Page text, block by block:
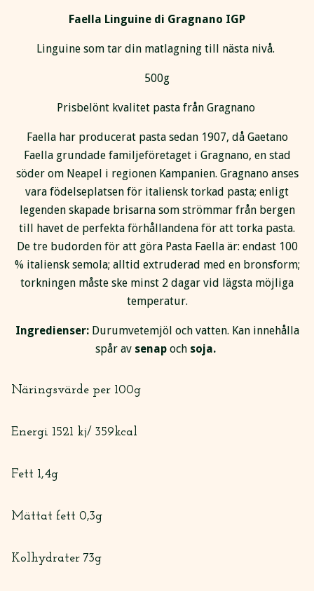
Faella Linguine di Gragnano IGP
Linguine som tar din matlagning till nästa nivå.
500g
Prisbelönt kvalitet pasta från Gragnano
Faella har producerat pasta sedan 1907, då Gaetano
Faella grundade familjeföretaget i Gragnano, en stad
söder om Neapel i regionen Kampanien. Gragnano anses
vara födelseplatsen för italiensk torkad pasta; enligt
legenden skapade brisarna som strömmar från bergen
till havet de perfekta förhållandena för att torka pasta.
De tre budorden för att göra Pasta Faella är: endast 100
% italiensk semola; alltid extruderad med en bronsform;
torkningen måste ske minst 2 dagar vid lägsta möjliga
temperatur.
Ingredienser: Durumvetemjöl och vatten. Kan innehålla
spår av senap och soja.
Näringsvärde per 100g
Energi 1521 kj/ 359kcal
Fett 1,4g
Mättat fett 0,3g
Kolhydrater 73g